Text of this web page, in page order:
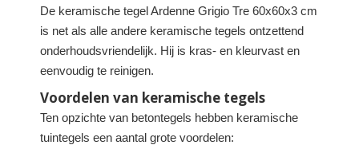
De keramische tegel Ardenne Grigio Tre 60x60x3 cm
is net als alle andere keramische tegels ontzettend
onderhoudsvriendelijk. Hij is kras- en kleurvast en
eenvoudig te reinigen.
Voordelen van keramische tegels
Ten opzichte van betontegels hebben keramische
tuintegels een aantal grote voordelen: